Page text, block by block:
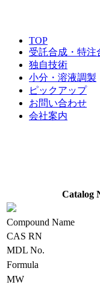
TOP
受託合成・特注
独自技術
小分・溶液調製
ピックアップ
お問い合わせ
会社案内
Catalog
Compound Name
CAS RN
MDL No.
Formula
MW